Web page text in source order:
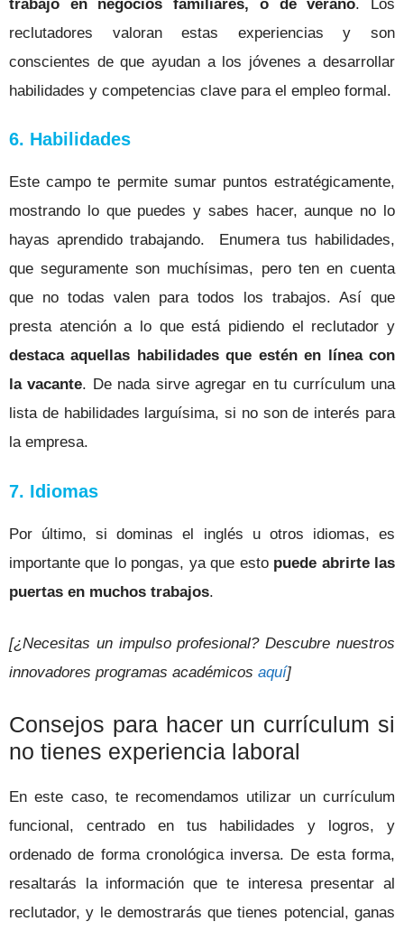
trabajo en negocios familiares, o de verano.
Los
reclutadores valoran estas experiencias y son
conscientes de que ayudan a los jóvenes a desarrollar
habilidades y competencias clave para el empleo formal.
6. Habilidades
Este campo te permite sumar puntos estratégicamente,
mostrando lo que puedes y sabes hacer, aunque no lo
hayas aprendido trabajando.
Enumera tus habilidades,
que seguramente son muchísimas, pero ten en cuenta
que no todas valen para todos los trabajos. Así que
presta atención a lo que está pidiendo el reclutador y
destaca aquellas habilidades que estén en línea con
la vacante. De nada sirve agregar en tu currículum una
lista de habilidades larguísima, si no son de interés para
la empresa.
7. Idiomas
Por último, si dominas el inglés u otros idiomas, es
importante que lo pongas, ya que esto puede abrirte las
puertas en muchos trabajos.
[¿Necesitas un impulso profesional? Descubre nuestros
innovadores programas académicos aquí]
Consejos para hacer un currículum si
no tienes experiencia laboral
En este caso, te recomendamos utilizar un currículum
funcional, centrado en tus habilidades y logros, y
ordenado de forma cronológica inversa. De esta forma,
resaltarás la información que te interesa presentar al
reclutador, y le demostrarás que tienes potencial, ganas